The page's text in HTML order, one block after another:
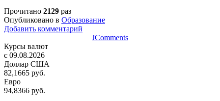
Прочитано 2129 раз
Опубликовано в Образование
Добавить комментарий
JComments
Курсы валют
c 09.08.2026
Доллар США
82,1665 руб.
Евро
94,8366 руб.